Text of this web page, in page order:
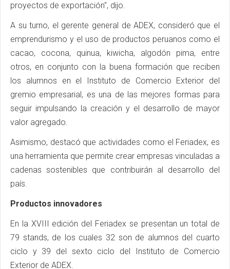
proyectos de exportación", dijo.
A su turno, el gerente general de ADEX, consideró que el
emprendurismo y el uso de productos peruanos como el
cacao, cocona, quinua, kiwicha, algodón pima, entre
otros, en conjunto con la buena formación que reciben
los alumnos en el Instituto de Comercio Exterior del
gremio empresarial, es una de las mejores formas para
seguir impulsando la creación y el desarrollo de mayor
valor agregado.
Asimismo, destacó que actividades como el Feriadex, es
una herramienta que permite crear empresas vinculadas a
cadenas sostenibles que contribuirán al desarrollo del
país.
Productos innovadores
En la XVIII edición del Feriadex se presentan un total de
79 stands, de los cuales 32 son de alumnos del cuarto
ciclo y 39 del sexto ciclo del Instituto de Comercio
Exterior de ADEX.